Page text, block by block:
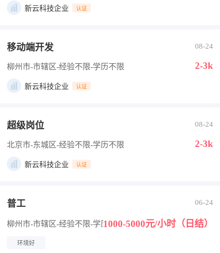
新云科技企业 认证
移动端开发 08-24
柳州市-市辖区-经验不限-学历不限 2-3k
新云科技企业 认证
超级岗位 08-24
北京市-东城区-经验不限-学历不限 2-3k
新云科技企业 认证
普工 06-24
柳州市-市辖区-经验不限-学历不限
1000-5000元/小时（日结）
环境好